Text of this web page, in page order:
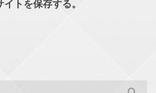
トを保存する。